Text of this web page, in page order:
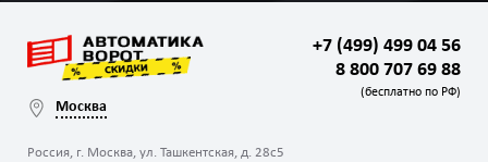
Москва
Россия, г. Москва, ул. Ташкентская, д. 28с5
+7 (499) 499 04 56
8 800 707 69 88
(бесплатно по РФ)